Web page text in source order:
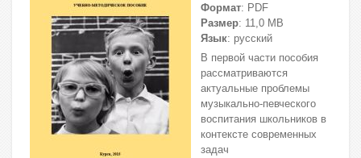
Формат: PDF
Размер: 11,0 МВ
Язык: русский
В первой части пособия
рассматриваются
актуальные проблемы
музыкально-певческого
воспитания школьников в
контексте современных
задач